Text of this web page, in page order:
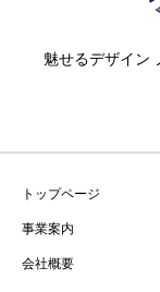
魅せるデザイン
トップページ
事業案内
会社概要